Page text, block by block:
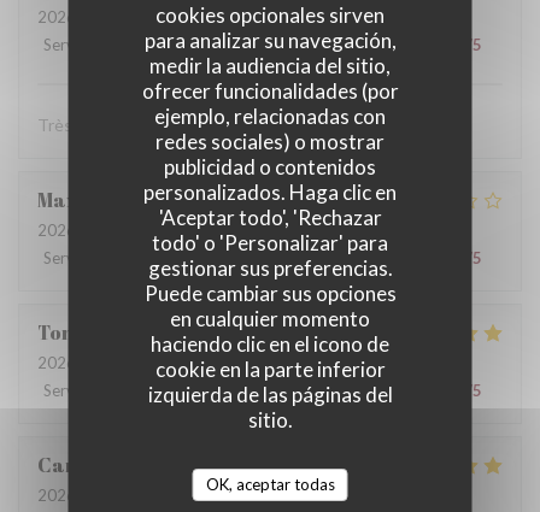
cookies opcionales sirven
para analizar su navegación,
medir la audiencia del sitio,
ofrecer funcionalidades (por
ejemplo, relacionadas con
redes sociales) o mostrar
publicidad o contenidos
personalizados. Haga clic en
'Aceptar todo', 'Rechazar
todo' o 'Personalizar' para
gestionar sus preferencias.
Puede cambiar sus opciones
en cualquier momento
haciendo clic en el icono de
cookie en la parte inferior
izquierda de las páginas del
sitio.
OK, aceptar todas
2026-08-01
- 12:30 - Invitados 3
Servicio
Ambiente: 5/5 Menú: 5/5 Calidad / Precio /5
Très bon accueil ! Plat excellent .. Cadre magnifique
Maxime
2026-08-01
- 20:00 - Invitados 3
Servicio
Ambiente 2 Calidad / Precio /5
Tom
2026-08-03
- 21:00 - Invitados 2
Servicio
Ambiente: 5/5 Menú : 5/5 Calidad / Precio /5
Caroline
2026-07-31
- 20:30 - Invitados 2